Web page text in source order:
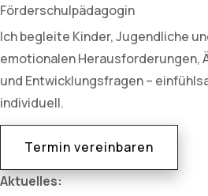
Förderschulpädagogin
Ich begleite Kinder, Jugendliche
emotionalen Herausforderungen,
und Entwicklungsfragen –
individuell.
Termin vereinbaren
Aktuelles: